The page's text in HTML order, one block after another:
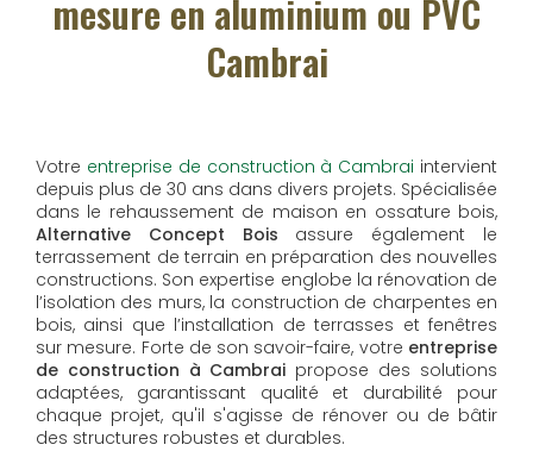
mesure en aluminium ou PVC
Cambrai
Votre entreprise de construction à Cambrai intervient
depuis plus de 30 ans dans divers projets. Spécialisée
dans le rehaussement de maison en ossature bois,
Alternative Concept Bois assure également le
terrassement de terrain en préparation des nouvelles
constructions. Son expertise englobe la rénovation de
l’isolation des murs, la construction de charpentes en
bois, ainsi que l’installation de terrasses et fenêtres
sur mesure. Forte de son savoir-faire, votre entreprise
de construction à Cambrai propose des solutions
adaptées, garantissant qualité et durabilité pour
chaque projet, qu'il s'agisse de rénover ou de bâtir
des structures robustes et durables.